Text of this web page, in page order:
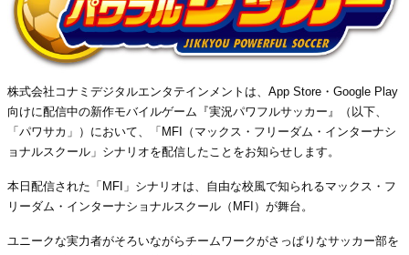
株式会社コナミデジタルエンタテインメントは、App Store・Google Play
向けに配信中の新作モバイルゲーム『実況パワフルサッカー』（以下、
「パワサカ」）において、「MFI（マックス・フリーダム・インターナシ
ョナルスクール」シナリオを配信したことをお知らせします。
本日配信された「MFI」シナリオは、自由な校風で知られるマックス・フ
リーダム・インターナショナルスクール（MFI）が舞台。
ユニークな実力者がそろいながらチームワークがさっぱりなサッカー部を